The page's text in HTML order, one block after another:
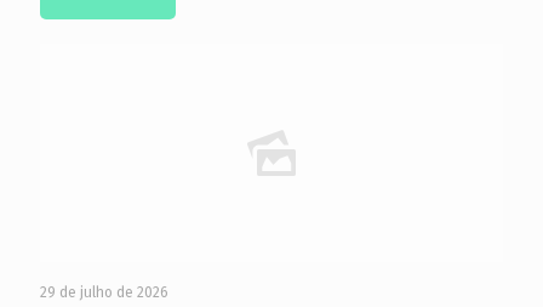
29 de julho de 2026